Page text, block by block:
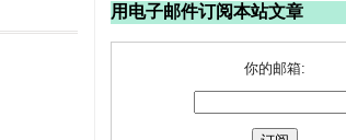
用电子邮件订阅本站文章
你的邮箱: